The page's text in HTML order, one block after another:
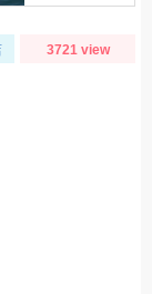
3721 view